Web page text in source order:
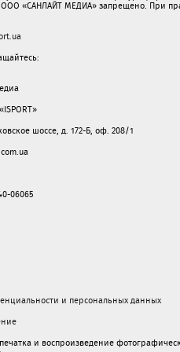
«САНЛАЙТ МЕДИА» запрещено. При
шоссе, д. 172-Б, оф. 208/1
06065
и персональных данных
и воспроизведение